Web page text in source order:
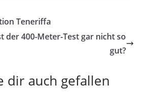
Teneriffa
der 400-Meter-Test gar nicht so
gut?
dir auch gefallen